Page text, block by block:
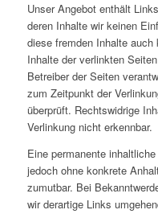
Unser Angebot enthält
deren Inhalte wir keinen
diese fremden Inhalte auch
Inhalte der verlinkten
Betreiber der Seiten
zum Zeitpunkt der
überprüft. Rechtswidrige
Verlinkung nicht erkennbar.
Eine permanente
jedoch ohne konkrete
zumutbar. Bei
wir derartige Links